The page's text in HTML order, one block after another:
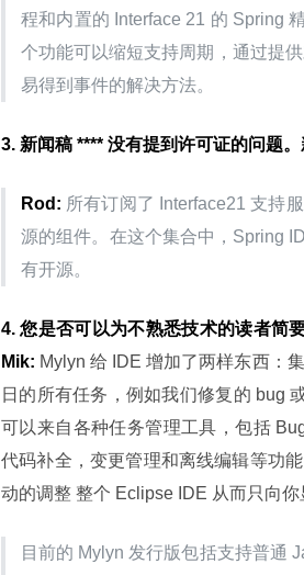
程和内置的 Interface 21 的 Spring
个功能可以缩短支持周期，通过提
易得到事件的解决方法。
3. 新闻稿 **** 没有提到许可证的问题
Rod: 所有订阅了 Interface21 支持
源的组件。在这个集合中，Spring
有开源。
4. 您是否可以为不熟悉技术的读者简
Mik: Mylyn 给 IDE 增加了两样东西：
日的所有任务，例如我们修复的 bug
可以来自各种任务管理工具，包括
代码补全，变更管理和离线编辑等功
动的调整 整个 Eclipse IDE 从而只向
目前的 Mylyn 发行版包括支持普通